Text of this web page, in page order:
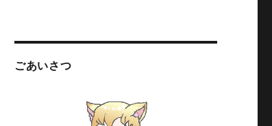
ごあいさつ